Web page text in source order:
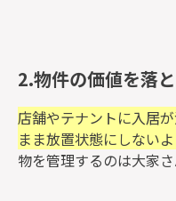
2.物件の価値を落
店舗やテナントに入居
まま放置状態にしないよ
物を管理するのは大家さ